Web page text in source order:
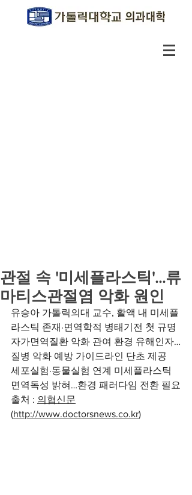
관절 속 '미세플라스틱'…류
마티스관절염 악화 원인
유승아 가톨릭의대 교수, 활액 내 미세플
라스틱 존재·면역학적 병태기전 첫 규명
자가면역질환 악화 관여 환경 유해인자…
질병 악화 예방 가이드라인 단초 제공
세포실험·동물실험 연계 미세플라스틱
면역독성 밝혀…환경 패러다임 전환 필요
출처 : 의협신문
(http://www.doctorsnews.co.kr)